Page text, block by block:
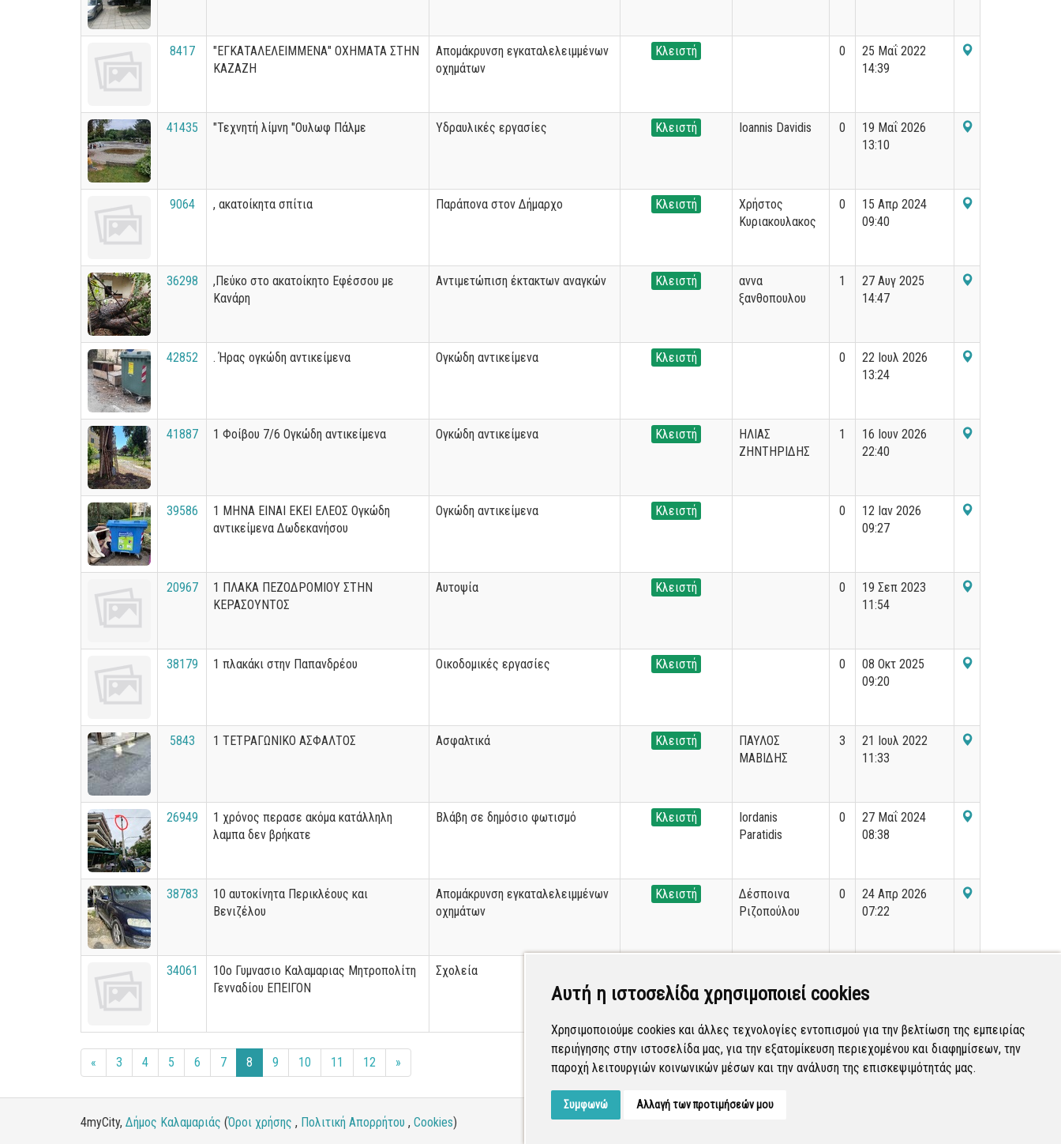
Αυτή η ιστοσελίδα χρησιμοποιεί cookies
Χρησιμοποιούμε cookies και άλλες τεχνολογίες εντοπισμού για την βελτίωση της εμπειρίας
περιήγησης στην ιστοσελίδα μας, για την εξατομίκευση περιεχομένου και διαφημίσεων, την
παροχή λειτουργιών κοινωνικών μέσων και την ανάλυση της επισκεψιμότητάς μας.
Συμφωνώ Αλλαγή των προτιμήσεών μου
8417
"ΕΓΚΑΤΑΛΕΛΕΙΜΜΕΝΑ" ΟΧΗΜΑΤΑ ΣΤΗΝ
ΚΑΖΑΖΗ
Απομάκρυνση εγκαταλελειμμένων
οχημάτων
Κλειστή 0
25 Μαΐ 2022
14:39
41435 "Τεχνητή λίμνη "Ουλωφ Πάλμε Υδραυλικές εργασίες Κλειστή Ioannis Davidis 0
19 Μαΐ 2026
13:10
9064 , ακατοίκητα σπίτια Παράπονα στον Δήμαρχο Κλειστή
Χρήστος
Κυριακουλακος
0
15 Απρ 2024
09:40
36298
,Πεύκο στο ακατοίκητο Εφέσσου με
Κανάρη
Αντιμετώπιση έκτακτων αναγκών Κλειστή
αννα
ξανθοπουλου
1
27 Αυγ 2025
14:47
42852 . Ήρας ογκώδη αντικείμενα Ογκώδη αντικείμενα Κλειστή 0
22 Ιουλ 2026
13:24
41887 1 Φοίβου 7/6 Ογκώδη αντικείμενα Ογκώδη αντικείμενα Κλειστή
ΗΛΙΑΣ
ΖΗΝΤΗΡΙΔΗΣ
1
16 Ιουν 2026
22:40
39586
1 ΜΗΝΑ ΕΙΝΑΙ ΕΚΕΙ ΕΛΕΟΣ Ογκώδη
αντικείμενα Δωδεκανήσου
Ογκώδη αντικείμενα Κλειστή 0
12 Ιαν 2026
09:27
20967
1 ΠΛΑΚΑ ΠΕΖΟΔΡΟΜΙΟΥ ΣΤΗΝ
ΚΕΡΑΣΟΥΝΤΟΣ
Αυτοψία Κλειστή 0
19 Σεπ 2023
11:54
38179 1 πλακάκι στην Παπανδρέου Οικοδομικές εργασίες Κλειστή 0
08 Οκτ 2025
09:20
5843 1 ΤΕΤΡΑΓΩΝΙΚΟ ΑΣΦΑΛΤΟΣ Ασφαλτικά Κλειστή
ΠΑΥΛΟΣ
ΜΑΒΙΔΗΣ
3
21 Ιουλ 2022
11:33
26949
1 χρόνος περασε ακόμα κατάλληλη
λαμπα δεν βρήκατε
Βλάβη σε δημόσιο φωτισμό Κλειστή
Iordanis
Paratidis
0
27 Μαΐ 2024
08:38
38783
10 αυτοκίνητα Περικλέους και
Βενιζέλου
Απομάκρυνση εγκαταλελειμμένων
οχημάτων
Κλειστή
Δέσποινα
Ριζοπούλου
0
24 Απρ 2026
07:22
34061
10ο Γυμνασιο Καλαμαριας Μητροπολίτη
Γενναδίου ΕΠΕΙΓΟΝ
Σχολεία
Μαριος
13:57
« 3 4 5 6 7 8 9 10 11 12 » Εμφανίζονται141-160από36.187εγγραφές.
4myCity, Δήμος Καλαμαριάς (Όροι χρήσης , Πολιτική Απορρήτου , Cookies)